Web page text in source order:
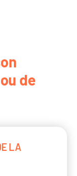
de
LA